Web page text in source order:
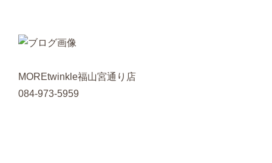
MOREtwinkle福山宮通り店
084-973-5959